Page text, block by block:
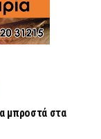
μπροστά στα